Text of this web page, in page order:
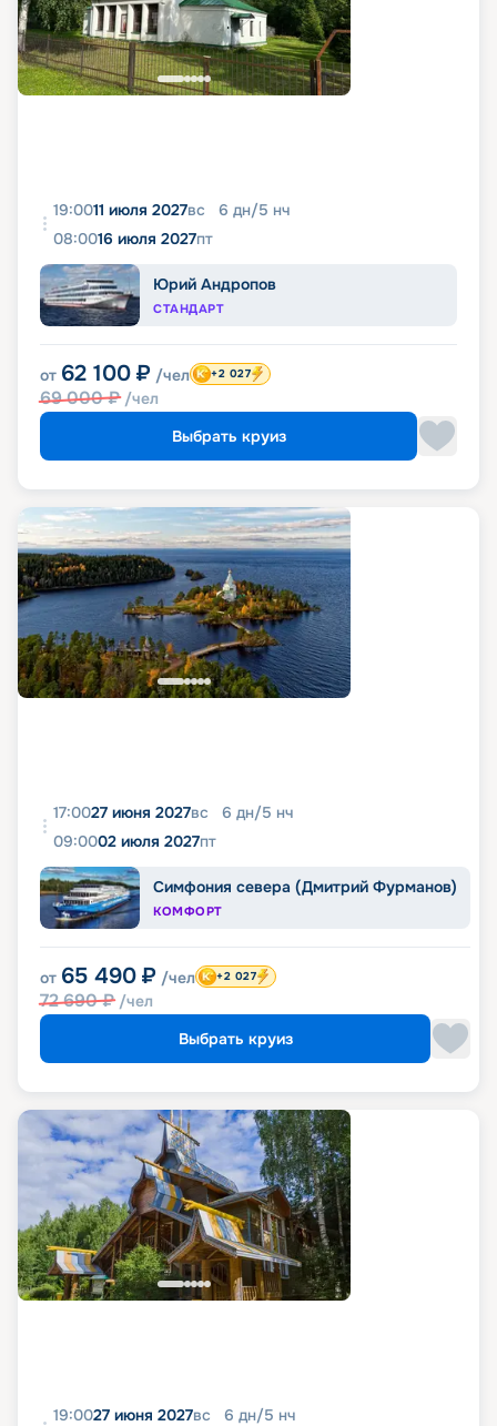
19:0011 июля 2027вс 6 дн/5 нч
08:0016 июля 2027пт
Юрий Андропов
СТАНДАРТ
от 62 100 ₽ /чел
69 000₽ /чел
+2 027
Выбрать круиз
17:0027 июня 2027вс 6 дн/5 нч
09:0002 июля 2027пт
Симфония севера (Дмитрий Фурманов)
КОМФОРТ
от 65 490 ₽ /чел
72 690₽ /чел
+2 027
Выбрать круиз
19:0027 июня 2027вс 6 дн/5 нч